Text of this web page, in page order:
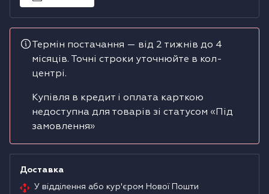
Сушильні машини
Термін постачання — від 2 тижнів до 4
місяців. Точні строки уточнюйте в кол-
центрі.
Купівля в кредит і оплата карткою
недоступна для товарів зі статусом «Під
замовлення»
Доставка
У відділення або кур'єром Нової Пошти